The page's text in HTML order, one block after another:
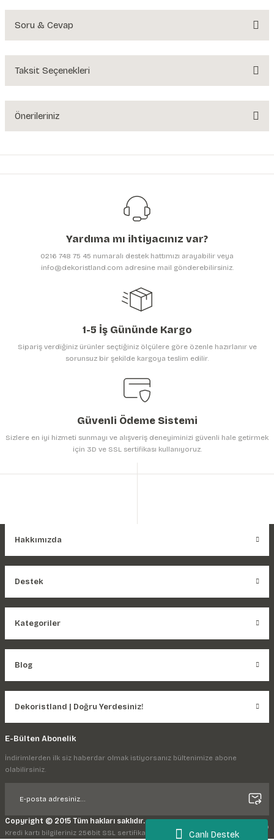
Canlı Destek
Soru & Cevap
Ürün hakkında henüz soru sorulmamış.
Taksit Seçenekleri
Önerileriniz
yetersiz gördüğünüz noktaları öneri formunu kullanarak tarafımıza
Görüş ve önerileriniz için teşekkür ederiz.
Ürün resmi kalitesiz, bozuk veya görüntülenemiyor.
Ürün bilgilerinde hatalar bulunuyor.
Gönder
Yardıma mı ihtiyacınız var?
0216 748 75 45 numaralı destek hattımızı arayabilir veya
info@dekoristland.com adresine mail gönderebilirsiniz.
1-5 İş Gününde Kargo
Sipariş verdiğiniz ürünler seçtiğiniz ölçülere göre özenle hazırlanır ve
sorunsuz bir şekilde kargoya teslim edilir.
Güvenli Ödeme Sistemi
Sizlere en iyi hizmeti sunmayı ve alışveriş deneyiminizi güvenli hale getirmek
için 3D ve SSL sertifikası kullanıyoruz.
Hakkımızda
Destek
Kategoriler
Blog
Dekoristland | Doğru Yerdesiniz!
E-Bülten Abonelik
İndirimlerden ilk siz haberdar olmak istiyorsanız bültenimize abone
olabilirsiniz.
Copyright © 2015 Tüm hakları saklıdır.
Kredi kartı bilgileriniz 256bit SSL sertifikası ile korunmaktadır.